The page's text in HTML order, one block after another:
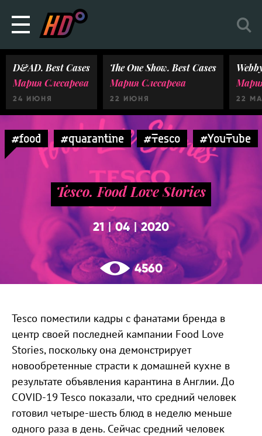
D&AD. Best Cases
Мария Слесарева
24 ИЮНЯ
The One Show. Best Cases
Мария Слесарева
22 ИЮНЯ 22
#food #quarantine #Tesco #YouTube
Tesco. Food Love Stories
21|04 |2020
4560
Tesco поместили кадры с фанатами бренда в
центр своей последней кампании Food Love
Stories, поскольку она демонстрирует
новообретенные страсти к домашней кухне в
результате объявления карантина в Англии. До
COVID-19 Tesco показали, что средний человек
готовил четыре-шесть блюд в неделю меньше
одного раза в день. Сейчас средний человек